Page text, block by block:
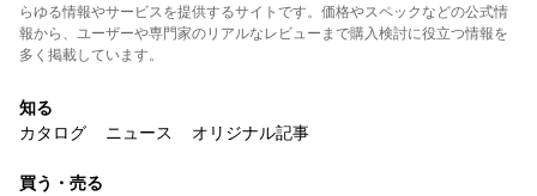
らゆる情報やサービスを提供するサイトです。価格やスペックなどの公式情
報から、ユーザーや専門家のリアルなレビューまで購入検討に役立つ情報を
多く掲載しています。
知る
カタログ
ニュース オリジナル記事
買う・売る